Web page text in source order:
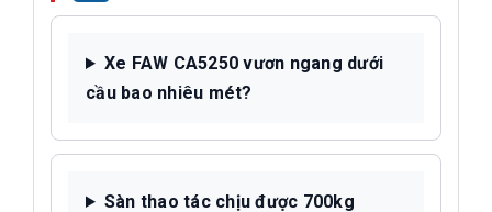
Xe FAW CA5250 vươn ngang dưới
cầu bao nhiêu mét?
Sàn thao tác chịu được 700kg